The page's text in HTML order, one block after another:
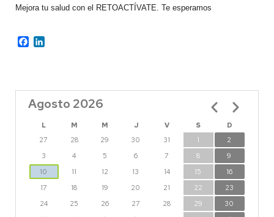
Mejora tu salud con el RETOACTÍVATE. Te esperamos
Facebook
Agosto 2026
L M M J V S
D
27
28 29 30 31 1
2
3
4 5 6 7 8
9
10
11 12 13 14 15
16
17
18 19 20 21 22
23
24
25 26 27 28 29
30
Paginación